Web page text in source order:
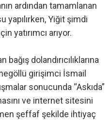
ardından tamamlanan
yapılırken, Yiğit şimdi
yatırımcı arıyor.
dolandırıcılıklarına
girişimci İsmail
sonucunda “Askıda”
ve internet sitesini
şeffaf şekilde ihtiyaç